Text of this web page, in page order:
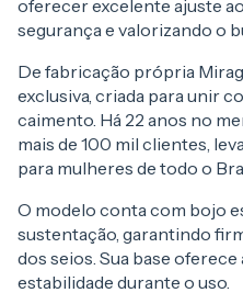
oferecer excelente ajuste
segurança e valorizando o
De fabricação própria
exclusiva, criada para unir
caimento. Há 22 anos no
mais de 100 mil clientes,
para mulheres de todo o
O modelo conta com bojo
sustentação, garantindo
dos seios. Sua base
estabilidade durante o uso.